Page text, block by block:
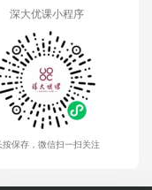
深大优课小程序
按保存，微信扫一扫关注